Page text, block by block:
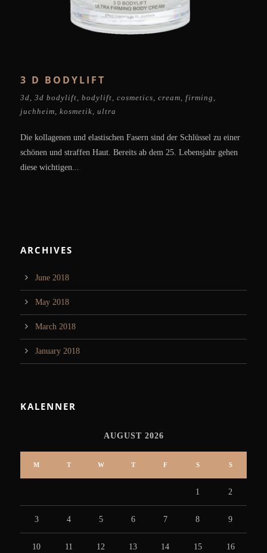
3 D BODYLIFT
3d 3d bodylift bodylift cosmetics cream firming
juchheim kosmetik ultra
Die kollagenen und elastischen Fasern sind der Schlüssel zu einer
schönen und straffen Haut. Bereits ab dem 25. Lebensjahr gehen
diese wichtigen...
ARCHIVES
June 2018
May 2018
March 2018
January 2018
KALENNER
AUGUST 2026
M T W T F S S
1 2
3 4 5 6 7 8 9
10 11 12 13 14 15 16